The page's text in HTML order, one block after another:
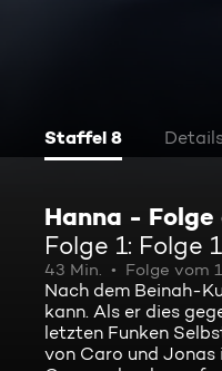
Staffel 8
Hanna -
Folge 1: Folge
43 Min. Folge vom
Nach dem Beinah-
kann. Als er dies
letzten Funken
von Caro und